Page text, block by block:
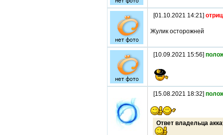
[01.10.2021 14:21]
Жулик осторожней
[10.09.2021 15:56]
[15.08.2021 18:32]
Ответ владельца